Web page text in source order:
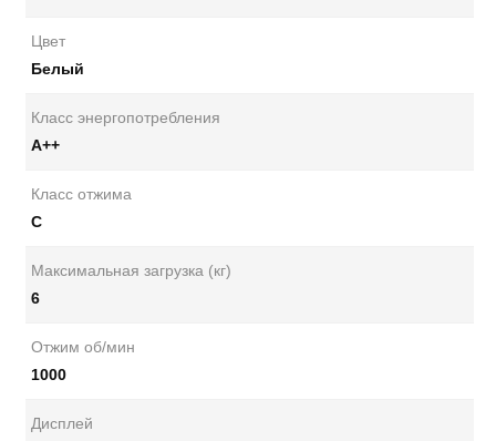
Цвет
Белый
Класс энергопотребления
А++
Класс отжима
C
Максимальная загрузка (кг)
6
Отжим об/мин
1000
Дисплей